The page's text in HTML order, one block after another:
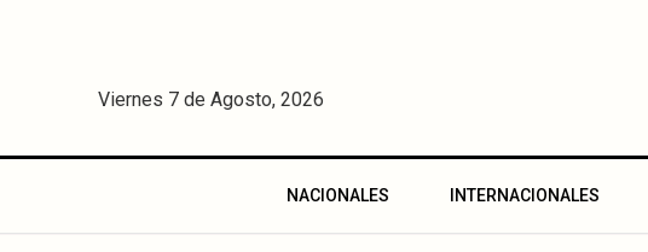
Viernes 7 de Agosto, 2026
NACIONALES INTERNACIONALES